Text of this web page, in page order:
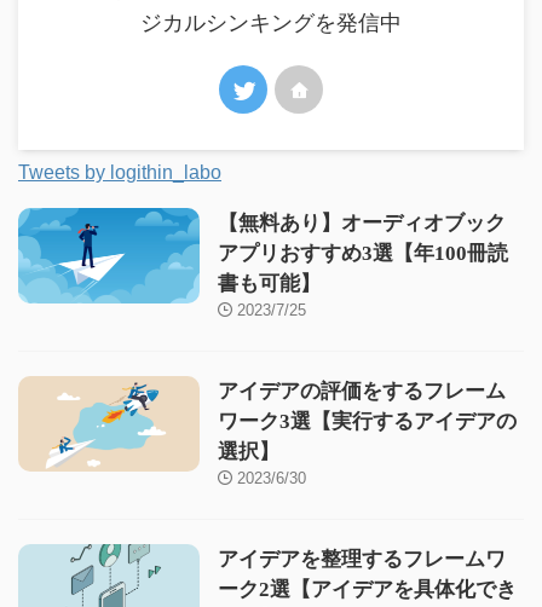
ジカルシンキングを発信中
Tweets by logithin_labo
【無料あり】オーディオブック
アプリおすすめ3選【年100冊読
書も可能】
2023/7/25
アイデアの評価をするフレーム
ワーク3選【実行するアイデアの
選択】
2023/6/30
アイデアを整理するフレームワ
ーク2選【アイデアを具体化でき